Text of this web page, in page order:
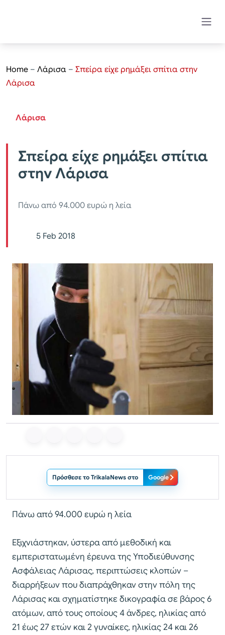
Home – Λάρισα – Σπείρα είχε ρημάξει σπίτια στην
Λάρισα
Λάρισα
Σπείρα είχε ρημάξει σπίτια
στην Λάρισα
Πάνω από 94.000 ευρώ η λεία
5 Feb 2018
Πρόσθεσε το TrikalaNews στο Google
Πάνω από 94.000 ευρώ η λεία
Εξιχνιάστηκαν, ύστερα από μεθοδική και
εμπεριστατωμένη έρευνα της Υποδιεύθυνσης
Ασφάλειας Λάρισας, περιπτώσεις κλοπών –
διαρρήξεων που διαπράχθηκαν στην πόλη της
Λάρισας και σχηματίστηκε δικογραφία σε βάρος 6
ατόμων, από τους οποίους 4 άνδρες, ηλικίας από
21 έως 27 ετών και 2 γυναίκες, ηλικίας 24 και 26